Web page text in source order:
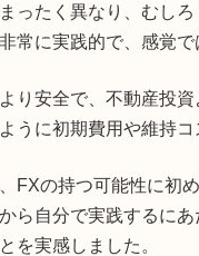
ったく異なり、むし
常に実践的で、感覚
り安全で、不動産投
うに初期費用や維持
FXの持つ可能性に初
ら自分で実践するに
を実感しました。